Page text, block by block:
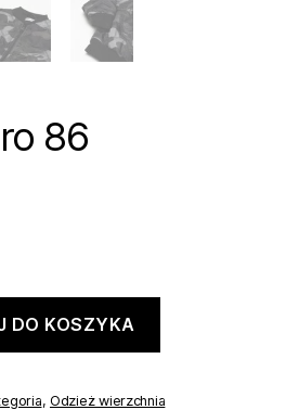
86
DO KOSZYKA
, Odzież wierzchnia